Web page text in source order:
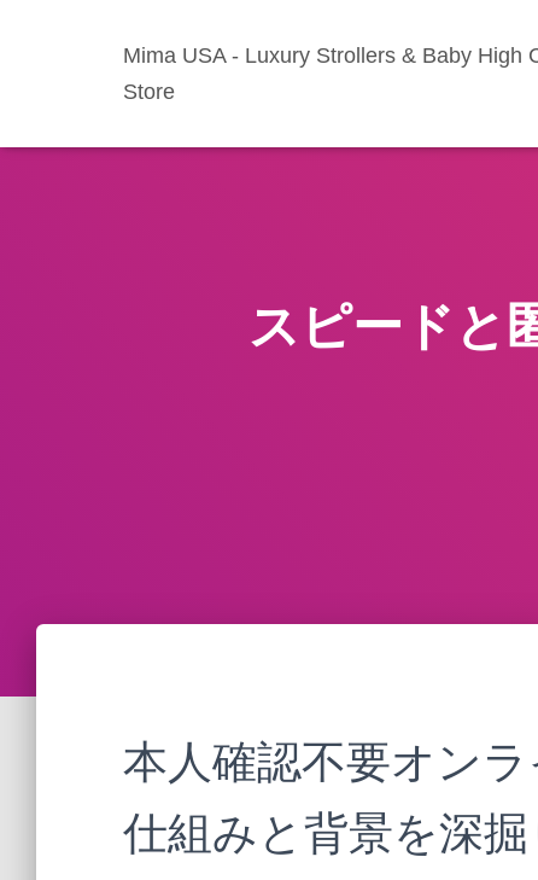
Mima USA - Luxury Strollers & Baby High
Store
スピードと
本人確認不要オン
仕組みと背景を深掘